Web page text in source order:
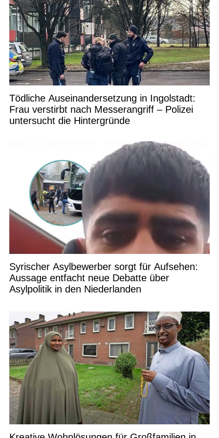
Tödliche Auseinandersetzung in Ingolstadt:
Frau verstirbt nach Messerangriff – Polizei
untersucht die Hintergründe
Syrischer Asylbewerber sorgt für Aufsehen:
Aussage entfacht neue Debatte über
Asylpolitik in den Niederlanden